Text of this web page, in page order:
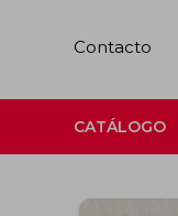
CATÁLOGO
Contacto